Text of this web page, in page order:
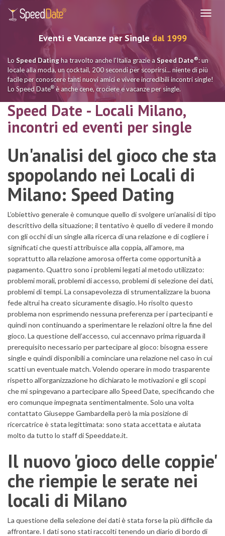
Eventi e Vacanze per Single dal 1999
Lo Speed Datingha travolto anche l'Italia grazie a Speed Date®: un
locale alla moda, un cocktail, 200 secondi per scoprirsi... niente di più
facile per conoscere tanti nuovi amici e vivere incredibili incontri single!
Lo Speed Date® è anche cene, crociere e vacanze per single.
Speed Date - Locali Milano,
incontri ed eventi per single
Un'analisi del gioco che sta
spopolando nei Locali di
Milano: Speed Dating
L’obiettivo generale è comunque quello di svolgere un’analisi di tipo
descrittivo della situazione; il tentativo è quello di vedere il mondo
con gli occhi di un single alla ricerca di una relazione e di cogliere i
significati che questi attribuisce alla coppia, all’amore, ma
soprattutto alla relazione amorosa offerta come opportunità a
pagamento. Quattro sono i problemi legati al metodo utilizzato:
problemi morali, problemi di accesso, problemi di selezione dei dati,
problemi di tempi. La consapevolezza di strumentalizzare la buona
fede altrui ha creato sicuramente disagio. Ho risolto questo
problema non esprimendo nessuna preferenza per i partecipanti e
quindi non continuando a sperimentare le relazioni oltre la fine del
gioco. La questione dell’accesso, cui accennavo prima riguarda il
prerequisito necessario per partecipare al gioco: bisogna essere
single e quindi disponibili a cominciare una relazione nel caso in cui
scatti un eventuale match. Volendo operare in modo trasparente
rispetto all’organizzazione ho dichiarato le motivazioni e gli scopi
che mi spingevano a partecipare allo Speed Date, specificando che
ero comunque impegnata sentimentalmente. Solo una volta
contattato Giuseppe Gambardella però la mia posizione di
ricercatrice è stata legittimata: sono stata accettata e aiutata
molto da tutto lo staff di Speeddate.it.
Il nuovo 'gioco delle coppie'
che riempie le serate nei
locali di Milano
La questione della selezione dei dati è stata forse la più difficile da
affrontare. I dati sono stati raccolti tenendo un diario di bordo di